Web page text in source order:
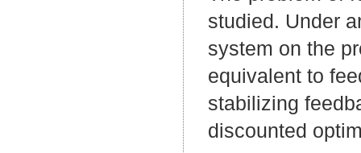
studied. Under
system on the
equivalent to
stabilizing
discounted